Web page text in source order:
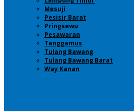
Mesuji
Pesisir Barat
Pringsewu
Pesawaran
Tanggamus
Tulang Bawang
Tulang Bawang Barat
Way Kanan